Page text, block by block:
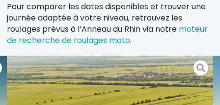
Pour comparer les dates disponibles et trouver une
journée adaptée à votre niveau, retrouvez les
roulages prévus à l’Anneau du Rhin via notre moteur
de recherche de roulages moto.